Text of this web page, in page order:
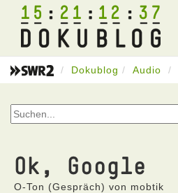
15 21 12 37
Dokublog Audio
Ok, Google
O-Ton (Gespräch) von mobtik